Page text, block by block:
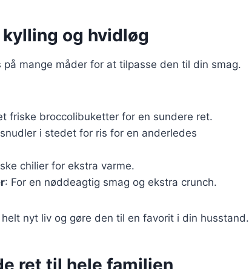
og hvidløg
mange måder for at tilpasse den til din smag.
friske broccolibuketter for en sundere ret.
i stedet for ris for en anderledes
chilier for ekstra varme.
: For en nøddeagtig smag og ekstra crunch.
nyt liv og gøre den til en favorit i din husstand.
ret til hele familien